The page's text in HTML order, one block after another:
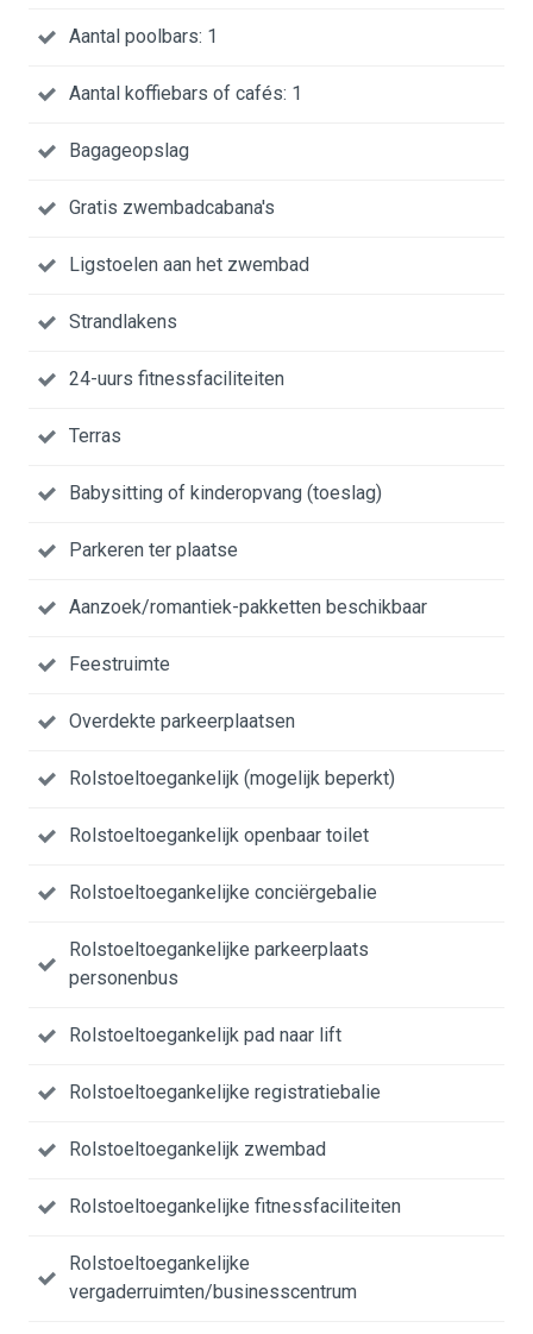
Aantal poolbars: 1
Aantal koffiebars of cafés: 1
Bagageopslag
Gratis zwembadcabana's
Ligstoelen aan het zwembad
Strandlakens
24-uurs fitnessfaciliteiten
Terras
Babysitting of kinderopvang (toeslag)
Parkeren ter plaatse
Aanzoek/romantiek-pakketten beschikbaar
Feestruimte
Overdekte parkeerplaatsen
Rolstoeltoegankelijk (mogelijk beperkt)
Rolstoeltoegankelijk openbaar toilet
Rolstoeltoegankelijke conciërgebalie
Rolstoeltoegankelijke parkeerplaats
personenbus
Rolstoeltoegankelijk pad naar lift
Rolstoeltoegankelijke registratiebalie
Rolstoeltoegankelijk zwembad
Rolstoeltoegankelijke fitnessfaciliteiten
Rolstoeltoegankelijke
vergaderruimten/businesscentrum